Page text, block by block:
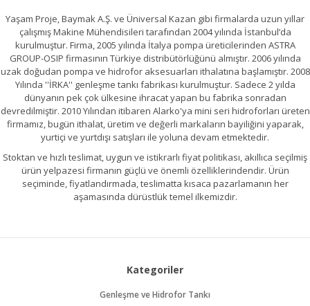
Yaşam Proje, Baymak A.Ş. ve Üniversal Kazan gibi firmalarda uzun yıllar
çalışmış Makine Mühendisileri tarafından 2004 yılında İstanbul’da
kurulmuştur. Firma, 2005 yılında İtalya pompa üreticilerinden ASTRA
GROUP-OSIP firmasının Türkiye distribütörlüğünü almıştır. 2006 yılında
uzak doğudan pompa ve hidrofor aksesuarları ithalatına başlamıştır. 2008
Yılında ''İRKA'' genleşme tankı fabrikası kurulmuştur. Sadece 2 yılda
dünyanın pek çok ülkesine ihracat yapan bu fabrika sonradan
devredilmiştir. 2010 Yılından itibaren Alarko'ya mini seri hidroforları üreten
firmamız, bugün ithalat, üretim ve değerli markaların bayiliğini yaparak,
yurtiçi ve yurtdışı satışları ile yoluna devam etmektedir.
Stoktan ve hızlı teslimat, uygun ve istikrarlı fiyat politikası, akıllıca seçilmiş
ürün yelpazesi firmanın güçlü ve önemli özelliklerindendir. Ürün
seçiminde, fiyatlandırmada, teslimatta kısaca pazarlamanın her
aşamasında dürüstlük temel ilkemizdir.
Kategoriler
Genleşme ve Hidrofor Tankı